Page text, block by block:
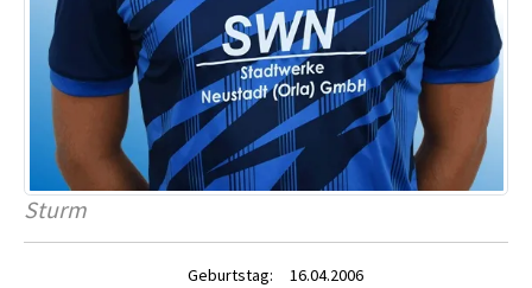
Sturm
Geburtstag:
16.04.2006